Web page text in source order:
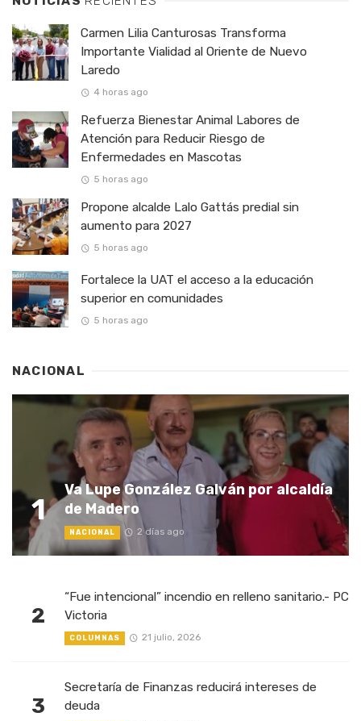
Carmen Lilia Canturosas Transforma
Importante Vialidad al Oriente de Nuevo
Laredo
4 horas ago
Refuerza Bienestar Animal Labores de
Atención para Reducir Riesgo de
Enfermedades en Mascotas
5 horas ago
Propone alcalde Lalo Gattás predial sin
aumento para 2027
5 horas ago
Fortalece la UAT el acceso a la educación
superior en comunidades
5 horas ago
NACIONAL
1
Va Lupe González Galván por alcaldía
de Madero
NACIONAL 2 días ago
2
“Fue intencional” incendio en relleno sanitario.- PC
Victoria
COLUMNAS 21 julio, 2026
3
Secretaría de Finanzas reducirá intereses de
deuda